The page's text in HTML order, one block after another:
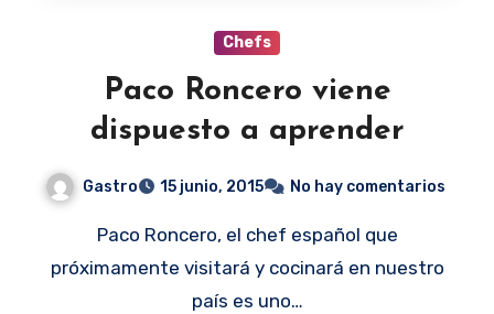
Chefs
Paco Roncero viene
dispuesto a aprender
Gastro 15 junio, 2015 No hay comentarios
Paco Roncero, el chef español que
próximamente visitará y cocinará en nuestro
país es uno…